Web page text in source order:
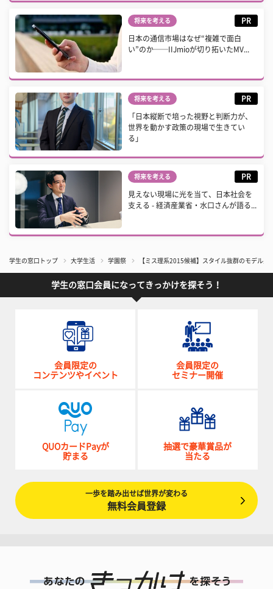
将来を考える PR
日本の通信市場はなぜ“複雑で面白
い”のか──IIJmioが切り拓いたMV...
将来を考える PR
「日本縦断で培った視野と判断力が、
世界を動かす政策の現場で生きてい
る」
将来を考える PR
見えない現場に光を当て、日本社会を
支える - 経済産業省・水口さんが語る...
学生の窓口トップ 大学生活 学園祭 【ミス理系2015候補】スタイル抜群のモデル
学生の窓口会員になってきっかけを探そう！
会員限定の
コンテンツやイベント
会員限定の
セミナー開催
QUOカードPayが
貯まる
抽選で豪華賞品が
当たる
一歩を踏み出せば世界が変わる
無料会員登録